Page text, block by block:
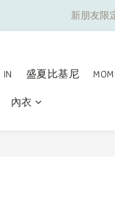
夏日舒
新朋友限
盛夏比基尼
內衣